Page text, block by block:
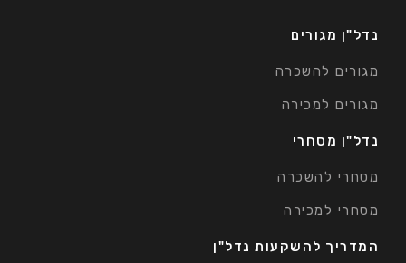
נדל"ן מגורים
מגורים להשכרה
מגורים למכירה
נדל"ן מסחרי
מסחרי להשכרה
מסחרי למכירה
המדריך להשקעות נדל"ן